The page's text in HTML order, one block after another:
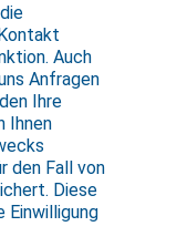
Auch
Anfragen
Ihre
Ihnen
den Fall von
Diese
Einwilligung